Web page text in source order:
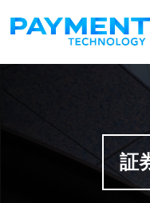
メインナビ
証